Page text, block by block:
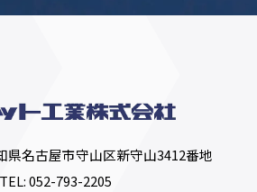
名古屋市守山区新守山3412番地
TEL:052-793-2205